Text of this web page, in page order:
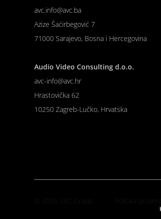
avc.info@avc.ba
Azize Šaćirbegović 7
71000 Sarajevo, Bosna i Hercegovina
Audio Video Consulting d.o.o.
avc-info@avc.hr
Hrastovička 62
10250 Zagreb-Lučko, Hrvatska